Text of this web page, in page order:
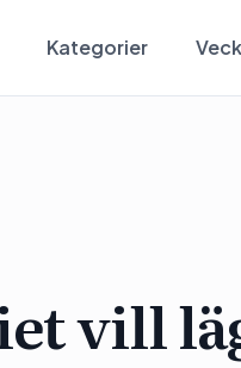
Kategorier
vill